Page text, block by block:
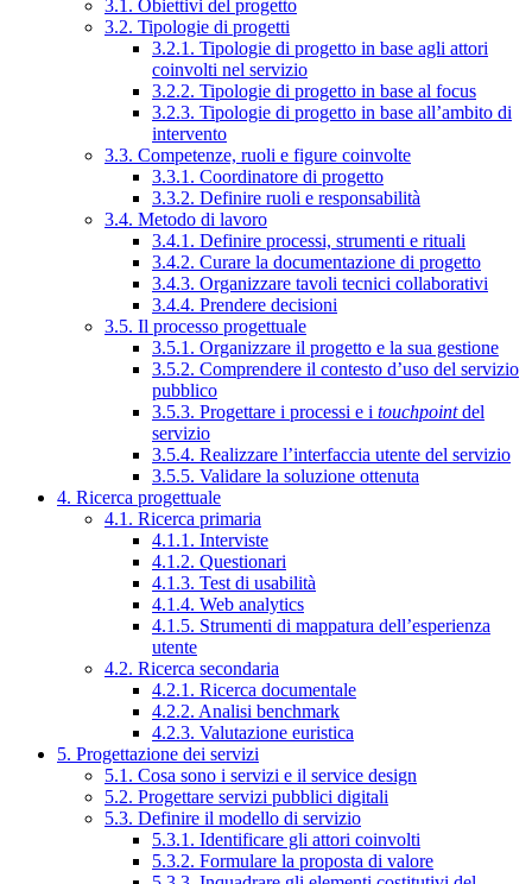
3.1. Obiettivi del progetto
3.2. Tipologie di progetti
3.2.1. Tipologie di progetto in base agli attori
coinvolti nel servizio
3.2.2. Tipologie di progetto in base al focus
3.2.3. Tipologie di progetto in base all’ambito di
intervento
3.3. Competenze, ruoli e figure coinvolte
3.3.1. Coordinatore di progetto
3.3.2. Definire ruoli e responsabilità
3.4. Metodo di lavoro
3.4.1. Definire processi, strumenti e rituali
3.4.2. Curare la documentazione di progetto
3.4.3. Organizzare tavoli tecnici collaborativi
3.4.4. Prendere decisioni
3.5. Il processo progettuale
3.5.1. Organizzare il progetto e la sua gestione
3.5.2. Comprendere il contesto d’uso del servizio
pubblico
3.5.3. Progettare i processi e i touchpointdel
servizio
3.5.4. Realizzare l’interfaccia utente del servizio
3.5.5. Validare la soluzione ottenuta
4. Ricerca progettuale
4.1. Ricerca primaria
4.1.1. Interviste
4.1.2. Questionari
4.1.3. Test di usabilità
4.1.4. Web analytics
4.1.5. Strumenti di mappatura dell’esperienza
utente
4.2. Ricerca secondaria
4.2.1. Ricerca documentale
4.2.2. Analisi benchmark
4.2.3. Valutazione euristica
5. Progettazione dei servizi
5.1. Cosa sono i servizi e il service design
5.2. Progettare servizi pubblici digitali
5.3. Definire il modello di servizio
5.3.1. Identificare gli attori coinvolti
5.3.2. Formulare la proposta di valore